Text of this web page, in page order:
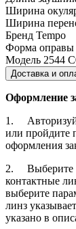
Ширина
Ширина
Бренд Tempo
Форма оправы
Модель 2544
Доставка и
Оформление
1.
или пройдите
оформления
2. Выберите
контактные
выберите
линз
указано в